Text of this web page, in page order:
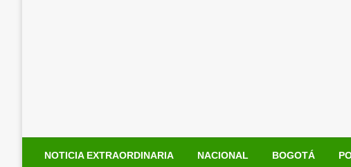
NOTICIA EXTRAORDINARIA NACIONAL BOGOTÁ